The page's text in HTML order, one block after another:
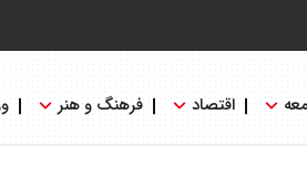
اقتصاد فرهنگ و هنر